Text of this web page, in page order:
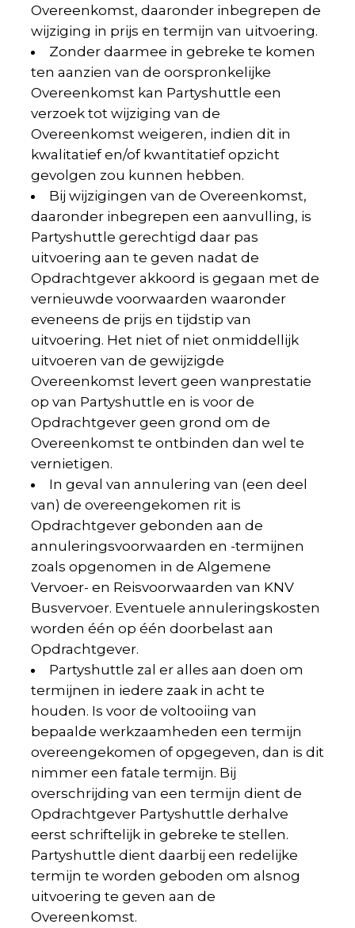
Overeenkomst, daaronder inbegrepen de
wijziging in prijs en termijn van uitvoering.
Zonder daarmee in gebreke te komen
ten aanzien van de oorspronkelijke
Overeenkomst kan Partyshuttle een
verzoek tot wijziging van de
Overeenkomst weigeren, indien dit in
kwalitatief en/of kwantitatief opzicht
gevolgen zou kunnen hebben.
Bij wijzigingen van de Overeenkomst,
daaronder inbegrepen een aanvulling, is
Partyshuttle gerechtigd daar pas
uitvoering aan te geven nadat de
Opdrachtgever akkoord is gegaan met de
vernieuwde voorwaarden waaronder
eveneens de prijs en tijdstip van
uitvoering. Het niet of niet onmiddellijk
uitvoeren van de gewijzigde
Overeenkomst levert geen wanprestatie
op van Partyshuttle en is voor de
Opdrachtgever geen grond om de
Overeenkomst te ontbinden dan wel te
vernietigen.
In geval van annulering van (een deel
van) de overeengekomen rit is
Opdrachtgever gebonden aan de
annuleringsvoorwaarden en -termijnen
zoals opgenomen in de Algemene
Vervoer- en Reisvoorwaarden van KNV
Busvervoer. Eventuele annuleringskosten
worden één op één doorbelast aan
Opdrachtgever.
Partyshuttle zal er alles aan doen om
termijnen in iedere zaak in acht te
houden. Is voor de voltooiing van
bepaalde werkzaamheden een termijn
overeengekomen of opgegeven, dan is dit
nimmer een fatale termijn. Bij
overschrijding van een termijn dient de
Opdrachtgever Partyshuttle derhalve
eerst schriftelijk in gebreke te stellen.
Partyshuttle dient daarbij een redelijke
termijn te worden geboden om alsnog
uitvoering te geven aan de
Overeenkomst.